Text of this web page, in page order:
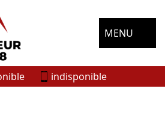
MENU
indisponible